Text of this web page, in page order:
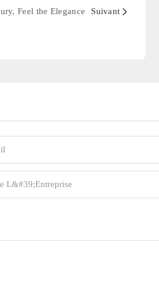
Feel the Elegance Suivant
L&#39;entreprise